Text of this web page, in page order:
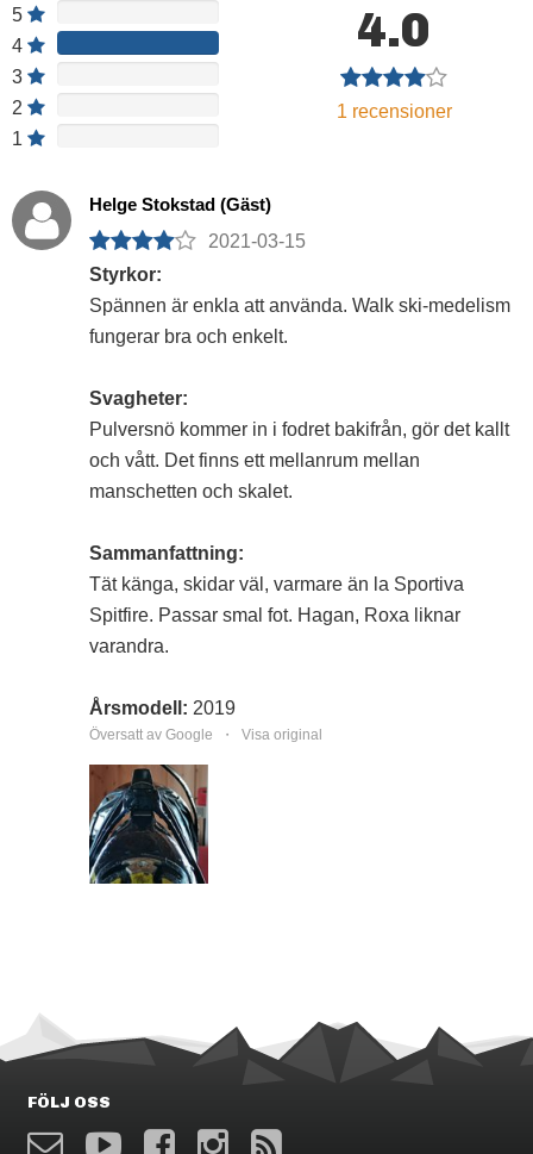
5
4
3
2
1
4.0
1recensioner
Helge Stokstad (Gäst)
2021-03-15
Styrkor:
Spännen är enkla att använda. Walk ski-medelism
fungerar bra och enkelt.
Svagheter:
Pulversnö kommer in i fodret bakifrån, gör det kallt
och vått. Det finns ett mellanrum mellan
manschetten och skalet.
Sammanfattning:
Tät känga, skidar väl, varmare än la Sportiva
Spitfire. Passar smal fot. Hagan, Roxa liknar
varandra.
Årsmodell: 2019
Översatt av Google ・ Visa original
FÖLJ OSS